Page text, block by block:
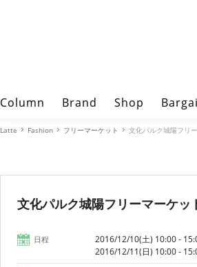
Column Brand Shop
Latte Fashion フリーマーケット 文化パルク城陽フリ
文化パルク城陽フリーマーケッ
日程
2016/12/10(土) 10:00 -
2016/12/11(日) 10:00 -